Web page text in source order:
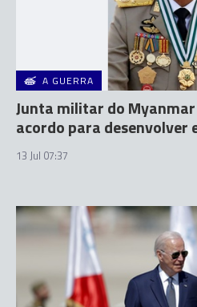
A GUERRA
Junta militar do
acordo para desenvolver
13 Jul 07:37